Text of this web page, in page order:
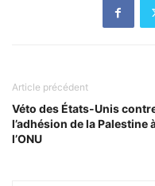
Article précédent
Véto des États-Unis
l’adhésion de la Palestine
l’ONU